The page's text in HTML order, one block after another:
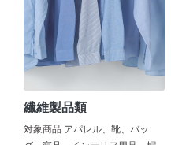
繊維製品類
対象商品 アパレル、靴、バッ